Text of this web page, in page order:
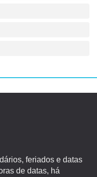
feriados e datas
de datas, há